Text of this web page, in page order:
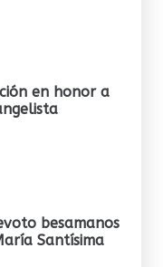
en honor a
besamanos
Santísima